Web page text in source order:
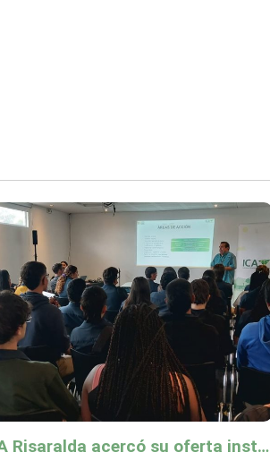
ICA Risaralda acercó su oferta institucional a productores y emprendedores en Expocamello